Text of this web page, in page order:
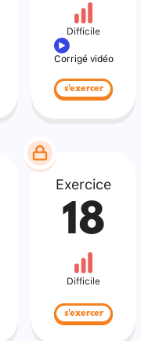
Difficile
Corrigé vidéo
s'exercer
Exercice
18
Difficile
s'exercer